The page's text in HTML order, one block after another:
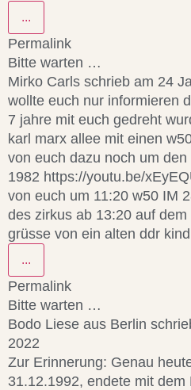
...
Permalink
Bitte warten …
Mirko Carls schrieb am 24
wollte euch nur informieren
7 jahre mit euch gedreht
karl marx allee mit einen
von euch dazu noch um
1982 https://youtu.be/
von euch um 11:20 w50 IM
des zirkus ab 13:20 auf
grüsse von ein alten ddr
...
Permalink
Bitte warten …
Bodo Liese aus Berlin
2022
Zur Erinnerung: Genau
31.12.1992, endete mit